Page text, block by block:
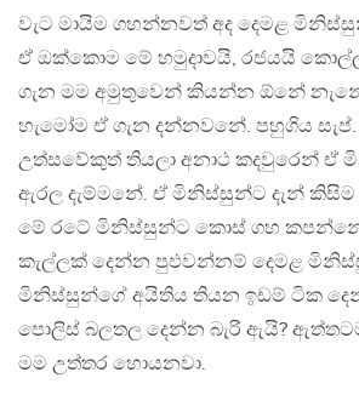
වැට මායිම ගහන්නවත් අද දෙමළ
ඒ ඔක්කොම මේ හමුදාවයි, රජයයි
ගැන මම අමුතුවෙන් කියන්න ඕනේ
හැමෝම ඒ ගැන දන්නවනේ. පහුගිය
උත්සවේකුත් තියලා අනාථ කදවුරෙන් ඒ
ඇරල දැම්මනේ. ඒ මිනිස්සුන්ට දැන්
මේ රටේ මිනිස්සුන්ට කොස් ගහ
කැල්ලක් දෙන්න පුඵවන්නම් දෙමළ
මිනිස්සුන්ගේ අයිතිය තියන ඉඩම් ටික
පොලිස් බලතල දෙන්න බැරි ඇයි?
මම උත්තර හොයනවා.